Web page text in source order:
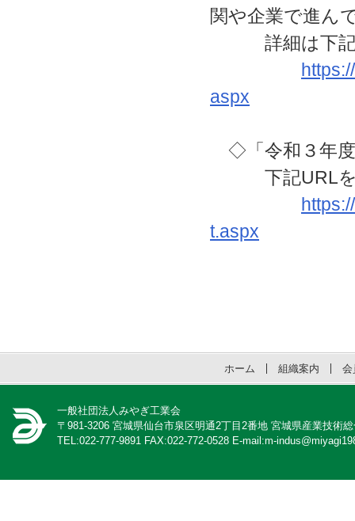
関や企業で進ん
詳細は下記
aspx
◇「令和３年度
下記URLを
t.aspx
ホーム 組織案内 会
一般社団法人みやぎ工業会
〒981-3206 宮城県仙台市泉区明通2丁目2番地 宮城県産業技術
TEL:022-777-9891 FAX:022-772-0528 E-mail:m-